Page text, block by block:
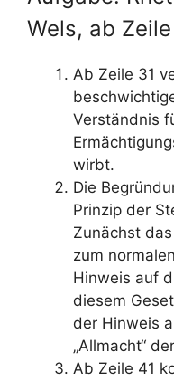
Wels, ab
Ab Zeile 31
Verständnis
wirbt.
Die
Prinzip der
Zunächst
zum
Hinweis auf
diesem
der Hinweis
„Allmacht“
Ab Zeile 41